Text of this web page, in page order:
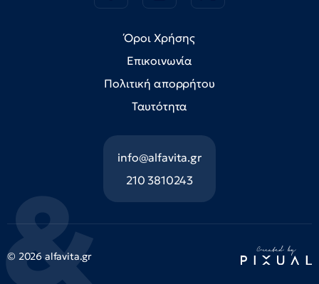
Όροι Χρήσης
Επικοινωνία
Πολιτική απορρήτου
Ταυτότητα
info@alfavita.gr
210 3810243
© 2026 alfavita.gr